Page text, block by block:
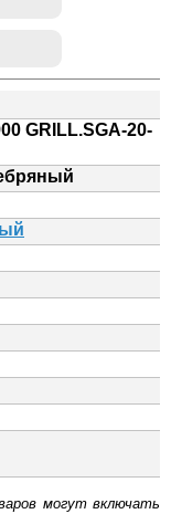
GRILL.SGA-20-
могут включать